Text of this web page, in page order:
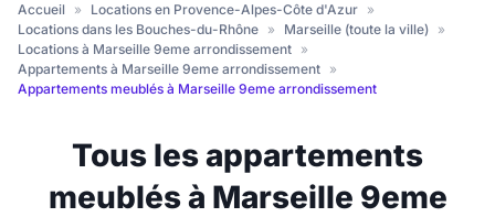
Que recherchez-vous ?
Logement entier
Colocation
Résidence étudiante
Accueil » Locations en Provence-Alpes-Côte d'Azur »
Locations dans les Bouches-du-Rhône » Marseille (toute la ville) »
Locations à Marseille 9eme arrondissement »
Appartements à Marseille 9eme arrondissement »
Appartements meublés à Marseille 9eme arrondissement
Tous les appartements
meublés à Marseille 9eme